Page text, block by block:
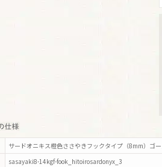
サードオニキス橙色ささやきフックタイプ（8mm）ゴ
sasayaki8-14kgf-fook_hitoirosardonyx_3